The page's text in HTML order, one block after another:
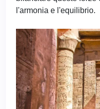
l'armonia e l'equilibrio.